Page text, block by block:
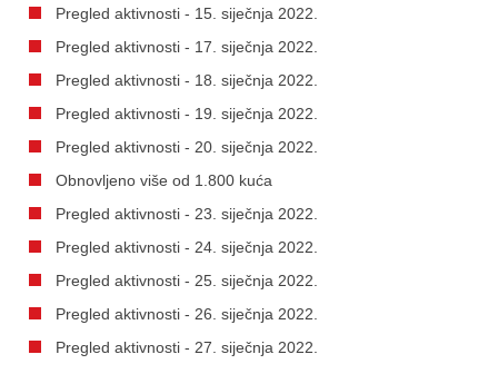
Pregled aktivnosti - 15. siječnja 2022.
Pregled aktivnosti - 17. siječnja 2022.
Pregled aktivnosti - 18. siječnja 2022.
Pregled aktivnosti - 19. siječnja 2022.
Pregled aktivnosti - 20. siječnja 2022.
Obnovljeno više od 1.800 kuća
Pregled aktivnosti - 23. siječnja 2022.
Pregled aktivnosti - 24. siječnja 2022.
Pregled aktivnosti - 25. siječnja 2022.
Pregled aktivnosti - 26. siječnja 2022.
Pregled aktivnosti - 27. siječnja 2022.